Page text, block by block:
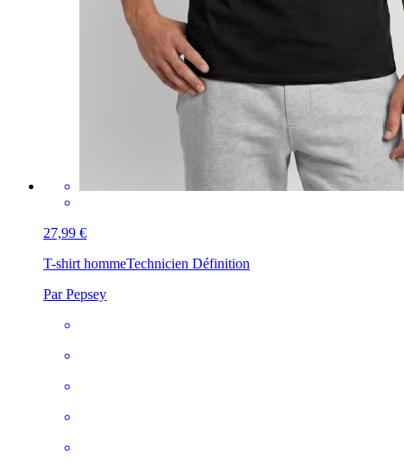
27,99 €
T-shirt hommeTechnicien Définition
Par Pepsey